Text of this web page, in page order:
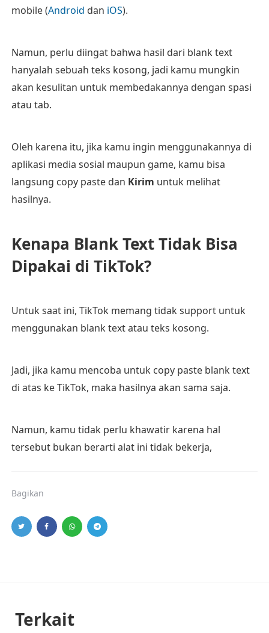
mobile (Android dan iOS).
Namun, perlu diingat bahwa hasil dari blank text
hanyalah sebuah teks kosong, jadi kamu mungkin
akan kesulitan untuk membedakannya dengan spasi
atau tab.
Oleh karena itu, jika kamu ingin menggunakannya di
aplikasi media sosial maupun game, kamu bisa
langsung copy paste dan Kirim untuk melihat
hasilnya.
Kenapa Blank Text Tidak Bisa
Dipakai di TikTok?
Untuk saat ini, TikTok memang tidak support untuk
menggunakan blank text atau teks kosong.
Jadi, jika kamu mencoba untuk copy paste blank text
di atas ke TikTok, maka hasilnya akan sama saja.
Namun, kamu tidak perlu khawatir karena hal
tersebut bukan berarti alat ini tidak bekerja,
Bagikan
Terkait